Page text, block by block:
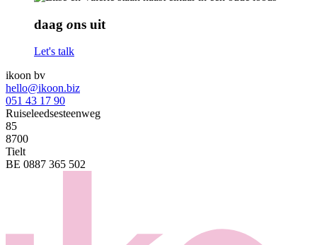
daag ons uit
Let's talk
ikoon bv
hello@ikoon.biz
051 43 17 90
Ruiseleedsesteenweg
85
8700
Tielt
BE 0887 365 502